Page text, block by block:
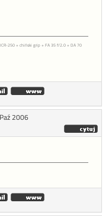
250 + chiński grip + FA 35 f/2.0 + DA 70
2006